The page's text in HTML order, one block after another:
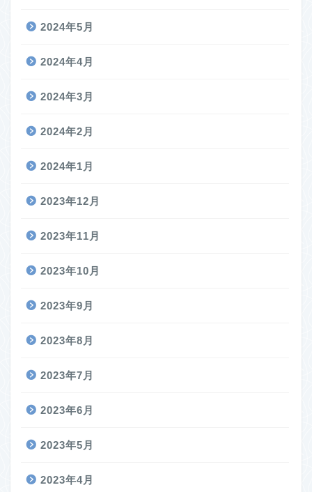
2024年5月
2024年4月
2024年3月
2024年2月
2024年1月
2023年12月
2023年11月
2023年10月
2023年9月
2023年8月
2023年7月
2023年6月
2023年5月
2023年4月